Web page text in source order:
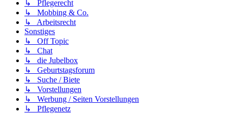
↳ Pflegerecht
↳ Mobbing & Co.
↳ Arbeitsrecht
Sonstiges
↳ Off Topic
↳ Chat
↳ die Jubelbox
↳ Geburtstagsforum
↳ Suche / Biete
↳ Vorstellungen
↳ Werbung / Seiten Vorstellungen
↳ Pflegenetz